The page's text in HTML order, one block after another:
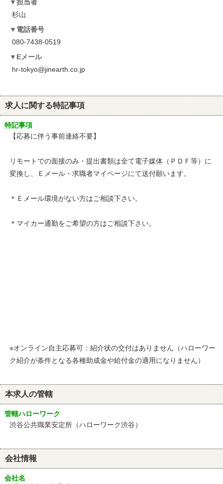
担当者
杉山
電話番号
080-7438-0519
Eメール
hr-tokyo@jinearth.co.jp
求人に関する特記事項
特記事項
【応募に伴う事前連絡不要】
リモートでの面接のみ・提出書類は全て電子媒体（ＰＤＦ等）に
変換し、Ｅメール・求職者マイページにて送付願います。
＊Ｅメール環境がない方はご相談下さい。
＊マイカー通勤をご希望の方はご相談下さい。
※オンライン自主応募可：紹介状の交付はありません（ハローワー
ク紹介が条件となる各種助成金や給付金の適用になりません）
本求人の管轄
管轄ハローワーク
渋谷公共職業安定所（ハローワーク渋谷）
会社情報
会社名